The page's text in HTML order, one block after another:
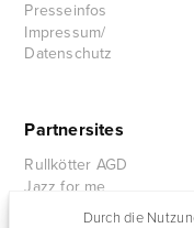
Durch die
Presseinfos
Impressum/
Datenschutz
Partnersites
Rullkötter AGD
Jazz for me